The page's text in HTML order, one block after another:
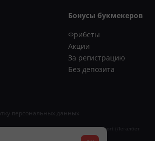
Бонусы букмекеров
Фрибеты
Акции
За регистрацию
Без депозита
персональных данных
о регистрации СМИ «Legalbet Cybersport (Легалбет